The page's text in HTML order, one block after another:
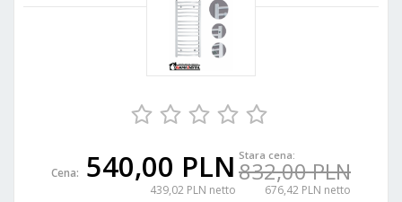
Cena: 540,00 PLN
439,02 PLN netto
Stara cena:
832,00 PLN
676,42 PLN netto